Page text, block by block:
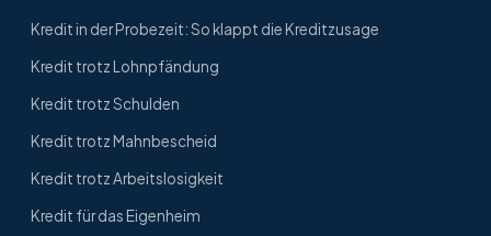
Kredit in der Probezeit: So klappt die Kreditzusage
Kredit trotz Lohnpfändung
Kredit trotz Schulden
Kredit trotz Mahnbescheid
Kredit trotz Arbeitslosigkeit
Kredit für das Eigenheim